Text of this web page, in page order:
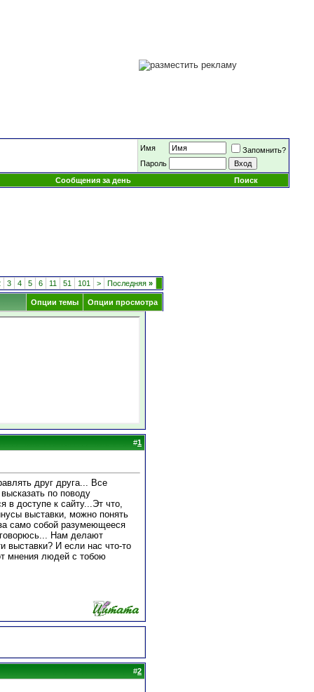
Имя
Запомнить?
Пароль
Сообщения за день
Поиск
3 4 5 6 11 51 101 > Последняя »
Опции темы Опции просмотра
#1
друг друга... Все
по поводу
в доступе к сайту...Эт что,
выставки, можно понять
само собой разумеющееся
Нам делают
выставки? И если нас что-то
мнения людей с тобою
#2